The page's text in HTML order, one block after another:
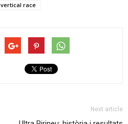
vertical race
Next article